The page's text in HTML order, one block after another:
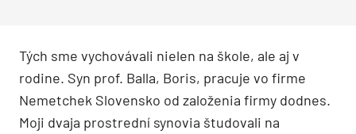
Tých sme vychovávali nielen na škole, ale aj v
rodine. Syn prof. Balla, Boris, pracuje vo firme
Nemetchek Slovensko od založenia firmy dodnes.
Moji dvaja prostrední synovia študovali na